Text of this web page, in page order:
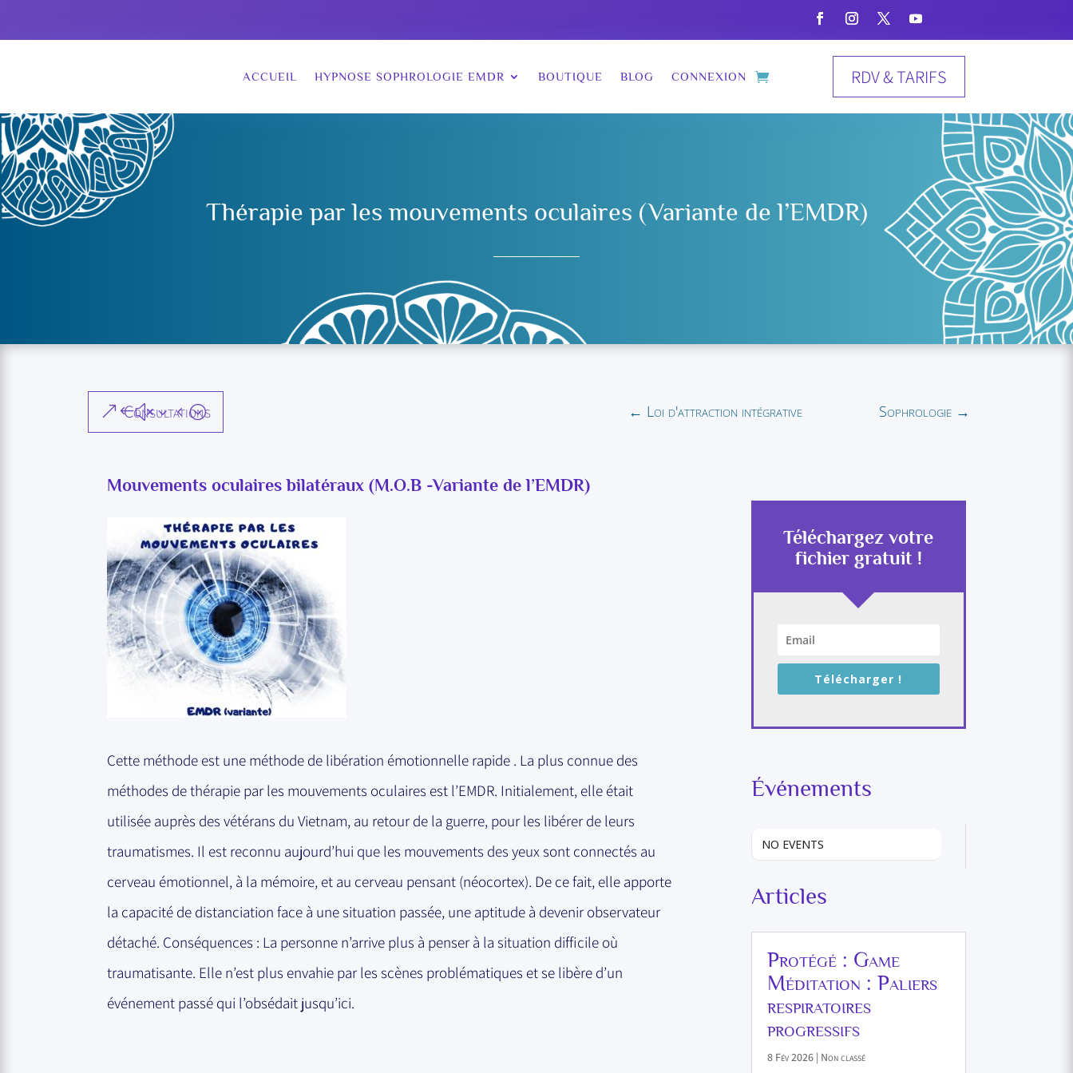
ACCUEIL HYPNOSE SOPHROLOGIE EMDR BOUTIQUE BLOG CONNEXION RDV & TARIFS
Thérapie par les mouvements oculaires (Variante de l’EMDR)
Consultations ← Loi d'attraction intégrative Sophrologie →
Mouvements oculaires bilatéraux (M.O.B -Variante de l’EMDR)
Cette méthode est une méthode de libération émotionnelle rapide . La plus connue des
méthodes de thérapie par les mouvements oculaires est l’EMDR. Initialement, elle était
utilisée auprès des vétérans du Vietnam, au retour de la guerre, pour les libérer de leurs
traumatismes. Il est reconnu aujourd’hui que les mouvements des yeux sont connectés au
cerveau émotionnel, à la mémoire, et au cerveau pensant (néocortex). De ce fait, elle apporte
la capacité de distanciation face à une situation passée, une aptitude à devenir observateur
détaché. Conséquences : La personne n’arrive plus à penser à la situation difficile où
traumatisante. Elle n’est plus envahie par les scènes problématiques et se libère d’un
événement passé qui l’obsédait jusqu’ici.
Téléchargez votre
fichier gratuit !
Télécharger !
Événements
NO EVENTS
Articles
Protégé : Game
Méditation : Paliers
respiratoires
progressifs
8 Fév 2026| Non classé